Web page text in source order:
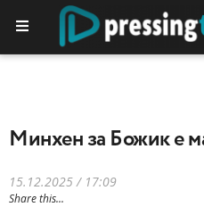
Минхен за Божик е
15.12.2025 / 17:09
Share this...